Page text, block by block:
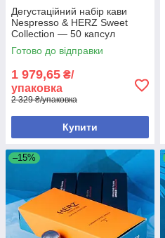
Дегустаційний набір кави
Nespresso & HERZ Sweet
Collection — 50 капсул
Готово до відправки
1 979,65 ₴/
упаковка
2 329 ₴/упаковка
Купити
–15%